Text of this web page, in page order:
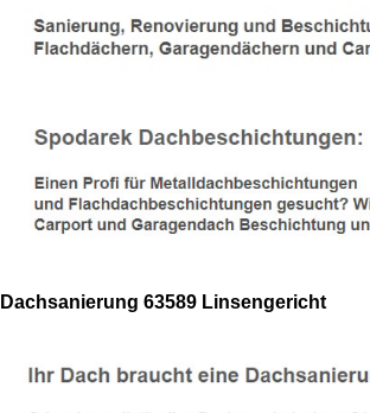
Dachsanierung 63589 Linsengericht